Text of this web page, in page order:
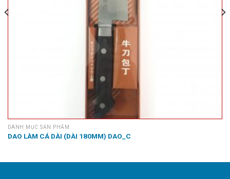
DANH MỤC SẢN PHẨM
DAO LÀM CÁ DÀI (DÀI 180MM) DAO_C